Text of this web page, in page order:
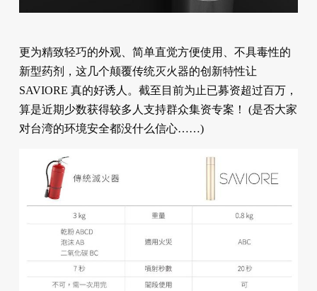
更为精致轻巧的外观、简单直觉方便使用、不具毒性的
新型药剂，这几个颠覆传统灭火器的创新特性让
SAVIORE 真的好诱人。截至目前为止已募资超过百万，
算是近期少数获得较多人支持群众集资专案！ (是否大家
对台湾的环境安全都没什么信心……)